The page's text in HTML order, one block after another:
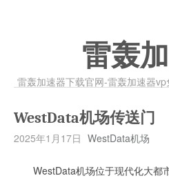
雷轰
雷轰加速器下载官网-雷轰加速器
WestData机场传送门
2025年1月17日 WestData机场
WestData机场位于现代化大都